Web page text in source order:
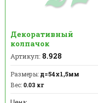
Декоративный
колпачок
Артикул: 8.928
Размеры: д=54x1,5мм
Вес: 0.03 кг